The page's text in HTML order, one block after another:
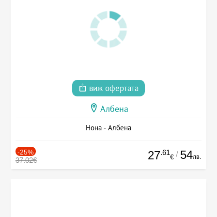
виж офертата
Албена
Нона - Албена
-25%
37.02€ 27.61
€ / 54лв.